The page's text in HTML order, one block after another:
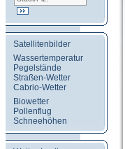
Satellitenbilder
Wassertemperatur
Pegelstände
Straßen-Wetter
Cabrio-Wetter
Biowetter
Pollenflug
Schneehöhen